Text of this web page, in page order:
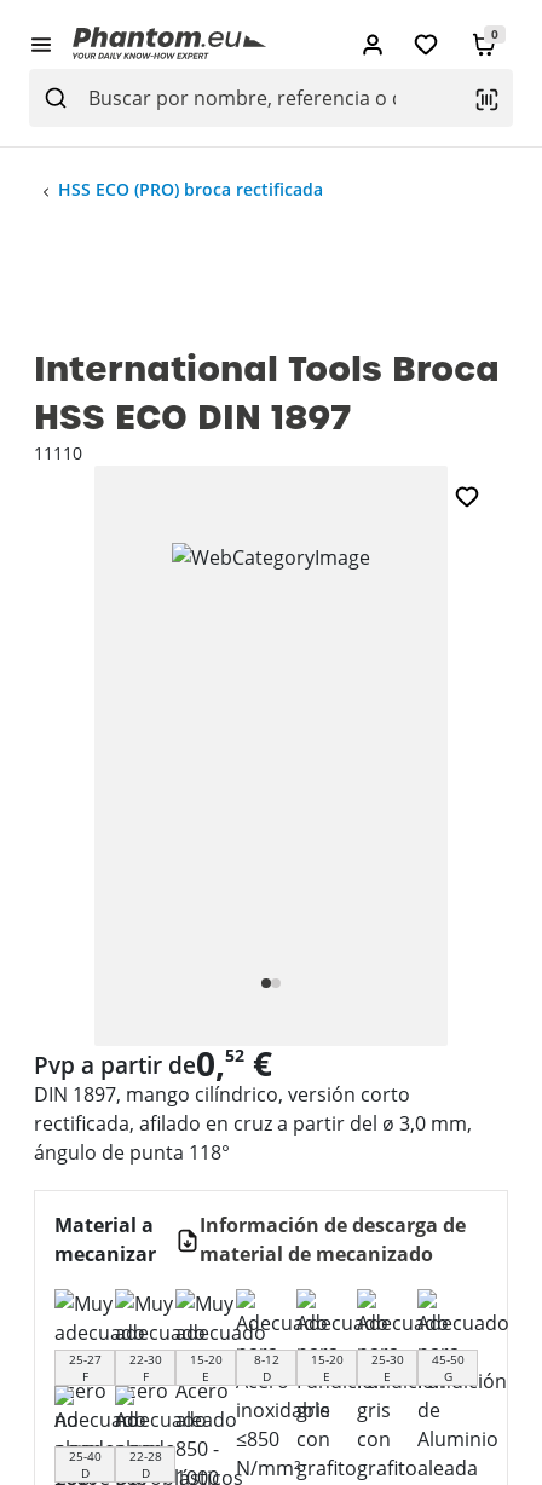
0
HSS ECO (PRO) broca rectificada
International Tools Broca
HSS ECO DIN 1897
11110
Pvp a partir de0,52 €
DIN 1897, mango cilíndrico, versión corto
rectificada, afilado en cruz a partir del ø 3,0 mm,
ángulo de punta 118°
Material a
mecanizar
Información de descarga de
material de mecanizado
25-27
F
22-30
F
15-20
E
8-12
D
15-20
E
25-30
E
45-50
G
25-40
D
22-28
D